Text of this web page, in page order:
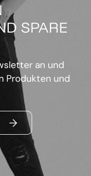
SPARE
an und
Produkten und
ABSENDEN